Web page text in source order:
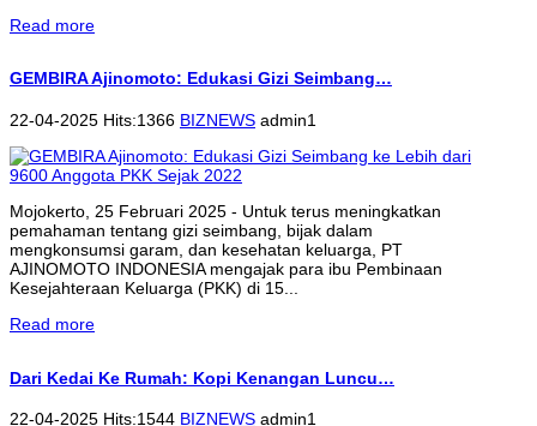
Read more
GEMBIRA Ajinomoto: Edukasi Gizi Seimbang…
22-04-2025 Hits:1366 BIZNEWS admin1
Mojokerto, 25 Februari 2025 - Untuk terus meningkatkan
pemahaman tentang gizi seimbang, bijak dalam
mengkonsumsi garam, dan kesehatan keluarga, PT
AJINOMOTO INDONESIA mengajak para ibu Pembinaan
Kesejahteraan Keluarga (PKK) di 15...
Read more
Dari Kedai Ke Rumah: Kopi Kenangan Luncu…
22-04-2025 Hits:1544 BIZNEWS admin1